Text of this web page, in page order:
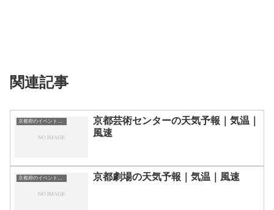
関連記事
京都府のイベント会場一覧
京都芸術センターの天気予報｜気温｜
風速
京都府のイベント会場一覧 京都劇場の天気予報｜気温｜風速